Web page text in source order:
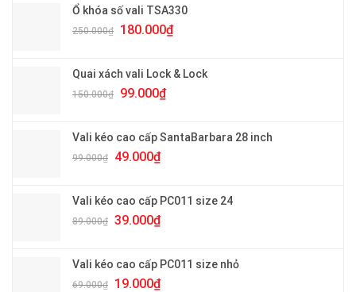
là:
350.000₫.
tại
là:
300.000₫.
Ổ khóa số vali TSA330
250.000₫
Giá
250.000₫.
180.000₫Giá
là:
Quai xách vali Lock & Lock
150.000₫
Giá
150.000₫.
99.000₫Giá
là:
Vali kéo cao cấp SantaBarbara 28 inch
99.000₫
Giá
99.000₫.
49.000₫Giá
là:
49.000₫.
Vali kéo cao cấp PC011 size 24
89.000₫ Giá
89.000₫.
39.000₫Giá
là:
39.000₫.
Vali kéo cao cấp PC011 size nhỏ
69.000₫
Giá
19.000₫Giá